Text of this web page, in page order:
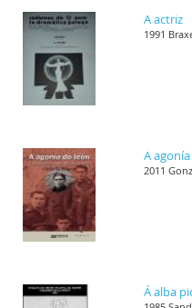
A actriz
1991
A
2011
Á alba